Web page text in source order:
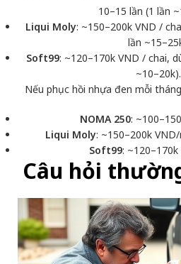
10–15 lần (1 lần
Liqui Moly: ~150–200k VND /
lần
Soft99: ~120–170k VND / chai,
~10–20k).
Nếu phục hồi nhựa đen mỗi
NOMA 250:
Liqui Moly: ~150–200k
Soft99:
Câu hỏi